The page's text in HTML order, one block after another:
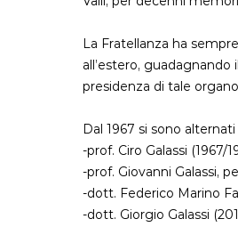
La Fratellanza ha
all’estero,
presidenza di tale
Dal 1967 si sono
-prof. Ciro Galassi (1967/
-prof. Giovanni Galassi,
-dott. Federico Marino
-dott. Giorgio Galassi